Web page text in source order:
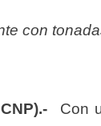
con
Con